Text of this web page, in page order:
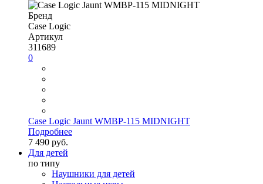
Бренд
Case Logic
Артикул
311689
0
Case Logic Jaunt WMBP-115 MIDNIGHT
Подробнее
7 490 руб.
Для детей
по типу
Наушники для детей